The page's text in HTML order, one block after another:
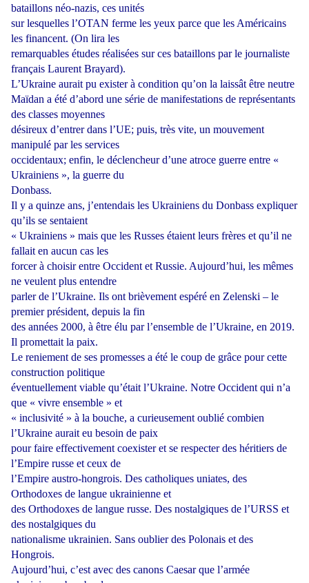
bataillons néo-nazis, ces unités
sur lesquelles l’OTAN ferme les yeux parce que les Américains
les financent. (On lira les
remarquables études réalisées sur ces bataillons par le journaliste
français Laurent Brayard).
L’Ukraine aurait pu exister à condition qu’on la laissât être neutre
Maïdan a été d’abord une série de manifestations de représentants
des classes moyennes
désireux d’entrer dans l’UE; puis, très vite, un mouvement
manipulé par les services
occidentaux; enfin, le déclencheur d’une atroce guerre entre «
Ukrainiens », la guerre du
Donbass.
Il y a quinze ans, j’entendais les Ukrainiens du Donbass expliquer
qu’ils se sentaient
« Ukrainiens » mais que les Russes étaient leurs frères et qu’il ne
fallait en aucun cas les
forcer à choisir entre Occident et Russie. Aujourd’hui, les mêmes
ne veulent plus entendre
parler de l’Ukraine. Ils ont brièvement espéré en Zelenski – le
premier président, depuis la fin
des années 2000, à être élu par l’ensemble de l’Ukraine, en 2019.
Il promettait la paix.
Le reniement de ses promesses a été le coup de grâce pour cette
construction politique
éventuellement viable qu’était l’Ukraine. Notre Occident qui n’a
que « vivre ensemble » et
« inclusivité » à la bouche, a curieusement oublié combien
l’Ukraine aurait eu besoin de paix
pour faire effectivement coexister et se respecter des héritiers de
l’Empire russe et ceux de
l’Empire austro-hongrois. Des catholiques uniates, des
Orthodoxes de langue ukrainienne et
des Orthodoxes de langue russe. Des nostalgiques de l’URSS et
des nostalgiques du
nationalisme ukrainien. Sans oublier des Polonais et des
Hongrois.
Aujourd’hui, c’est avec des canons Caesar que l’armée